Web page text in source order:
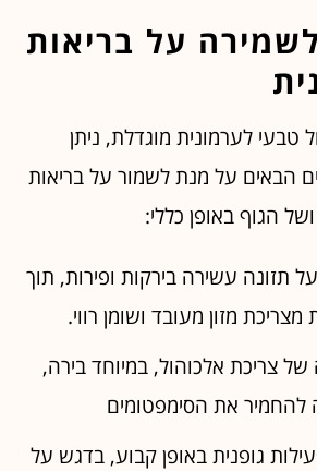
על בריאות
טבעי לערמונית מוגדלת, ניתן
הבאים על מנת לשמור על בריאות
הגוף באופן כללי:
תזונה עשירה בירקות ופירות, תוך
מצריכת מזון מעובד ושומן רווי.
צריכת אלכוהול, במיוחד בירה,
להחמיר את הסימפטומים
גופנית באופן קבוע, בדגש על